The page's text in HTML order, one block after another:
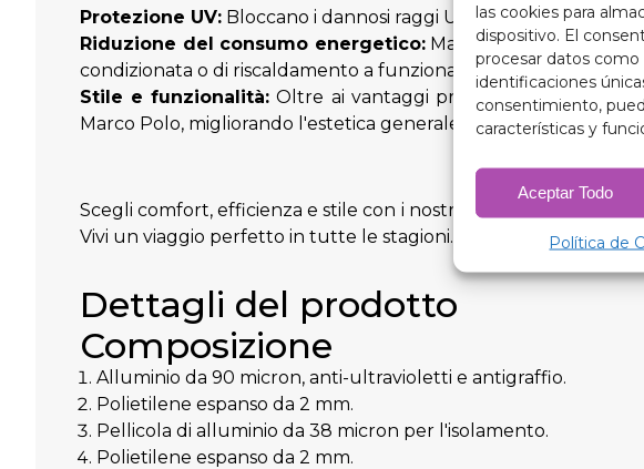
las cookies para
dispositivo. El
procesar datos
identificaciones
consentimiento,
características y
Aceptar Todo
Política de
Protezione UV: Bloccano i dannosi raggi UV per proteggere
Riduzione del consumo energetico:Mantenendo una
condizionata o di riscaldamento a funzionare in modo più
Stile e funzionalità: Oltre ai vantaggi pratici, i nostri isolanti
Marco Polo, migliorando l'estetica generale del veicolo.
Scegli comfort, efficienza e stile con i nostri isolanti termici
Vivi un viaggio perfetto in tutte le stagioni.
Dettagli del prodotto
Composizione
Alluminio da 90 micron, anti-ultravioletti e antigraffio.
Polietilene espanso da 2 mm.
Pellicola di alluminio da 38 micron per l'isolamento.
Polietilene espanso da 2 mm.